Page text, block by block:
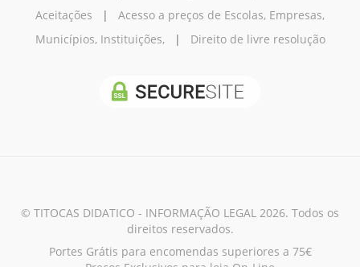
Aceitações | Acesso a preços de Escolas, Empresas,
Municípios, Instituições,| Direito de livre resolução
© TITOCAS DIDATICO - INFORMAÇÃO LEGAL 2026. Todos os
direitos reservados.
Portes Grátis para encomendas superiores a 75€